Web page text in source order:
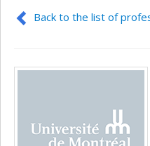
Back to the list of